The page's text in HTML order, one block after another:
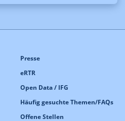
Presse
eRTR
Open Data / IFG
Häufig gesuchte Themen/FAQs
Offene Stellen